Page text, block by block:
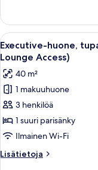
kuvat
2
yhden
hengen
sänkyä,
tupakointi
kielletty
Avaa
kaikki
huonetyypin
Executive-
huone,
tupakointi
kielletty
(Deluxe
King,
with
24
Executive-huone,
Lounge Access)
40 m²
1 makuuhuone
3 henkilöä
1 suuri parisänky
Ilmainen Wi-Fi
Lisätietoja
Lisätietoja